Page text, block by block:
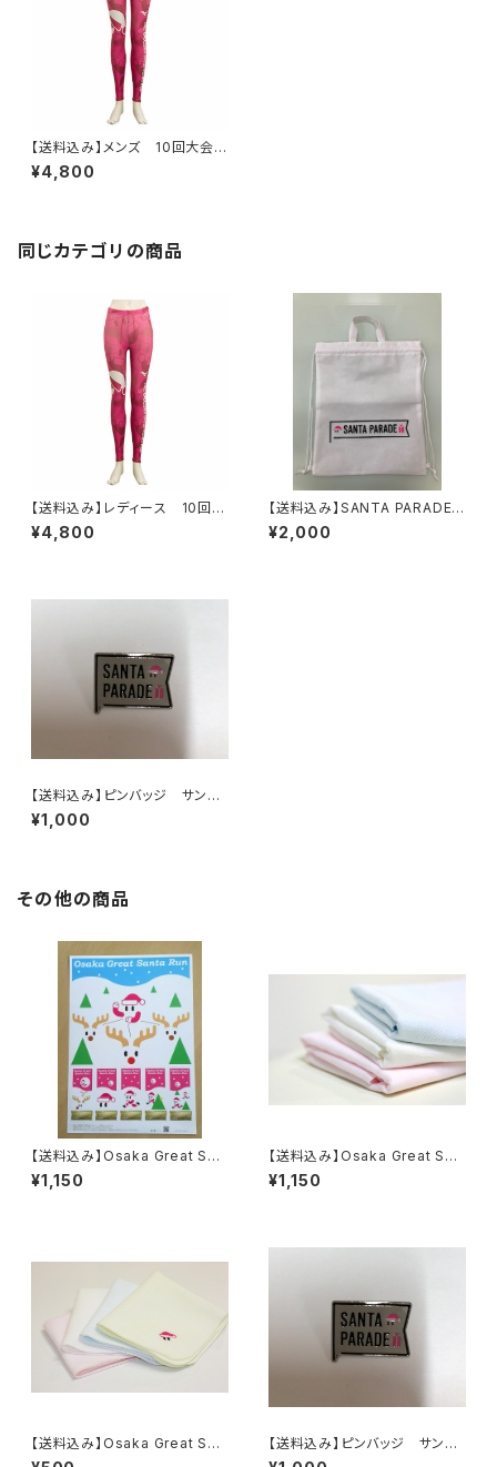
【送料込み】メンズ 10回大会記
念 オリジナルコンプレッションパ
ンツ
¥4,800
同じカテゴリの商品
【送料込み】レディース 10回大
会記念 オリジナルコンプレッシ
ョンパンツ
¥4,800
【送料込み】SANTA PARADE
オリジナル サンタリュック
¥2,000
【送料込み】ピンバッジ サンタ
パレード
¥1,000
その他の商品
【送料込み】Osaka Great San
ta Run記念切手
¥1,150
【送料込み】Osaka Great San
ta Run フェイスタオル 泉州
タオル ガーゼタオル
¥1,150
【送料込み】Osaka Great San
ta Run オリジナル ハンカチ
【送料込み】ピンバッジ サンタ
パレード